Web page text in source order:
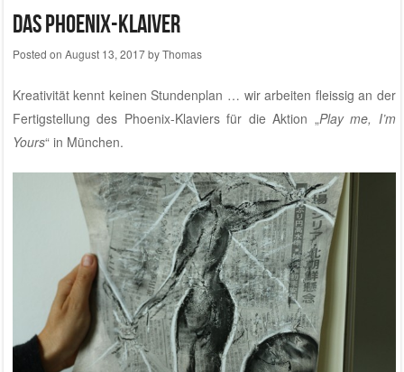
Das Phoenix-Klaiver
Posted on August 13, 2017byThomas
Kreativität kennt keinen Stundenplan … wir arbeiten fleissig an der
Fertigstellung des Phoenix-Klaviers für die Aktion „Play me, I’m
Yours“ in München.